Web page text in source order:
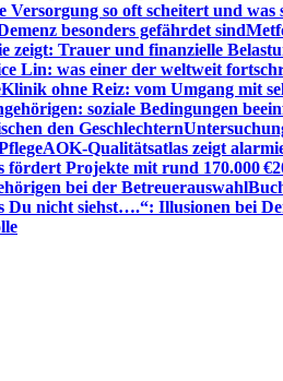
so oft scheitert und was
besonders gefährdet sind
zeigt: Trauer und finanzielle
Lin: was einer der weltweit
Klinik ohne Reiz: vom Umgang mit
soziale Bedingungen
den Geschlechtern
AOK-Qualitätsatlas zeigt
fördert Projekte mit rund 170.000 €
bei der Betreuerauswahl
Du nicht siehst….“: Illusionen bei